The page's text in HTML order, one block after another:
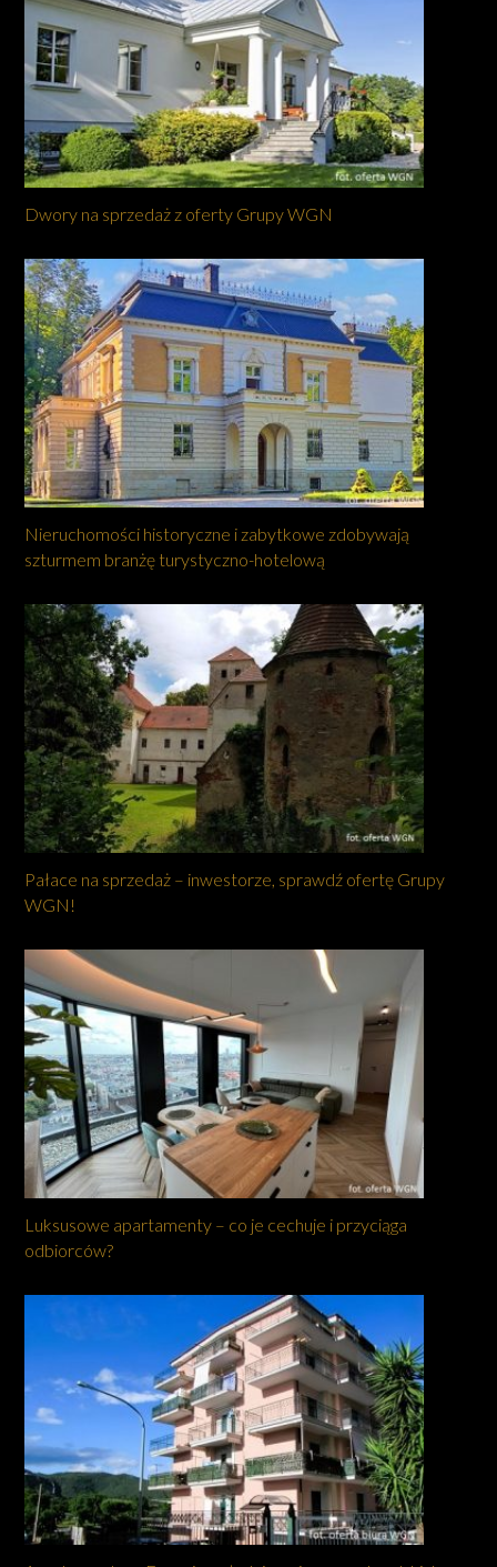
Dwory na sprzedaż z oferty Grupy WGN
Nieruchomości historyczne i zabytkowe zdobywają
szturmem branżę turystyczno-hotelową
Pałace na sprzedaż – inwestorze, sprawdź ofertę Grupy
WGN!
Luksusowe apartamenty – co je cechuje i przyciąga
odbiorców?